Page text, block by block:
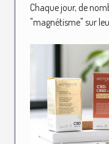
ligne ?
Chaque jour, de
"magnétisme" sur